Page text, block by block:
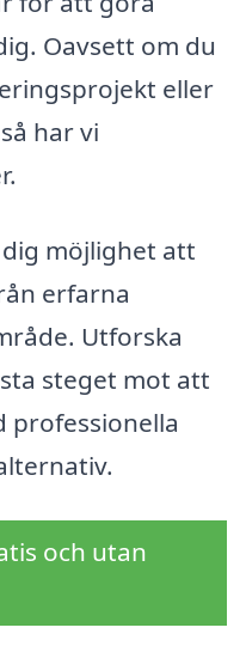
Oavsett om du
eller
har vi
möjlighet att
erfarna
Utforska
steget mot att
professionella
och utan